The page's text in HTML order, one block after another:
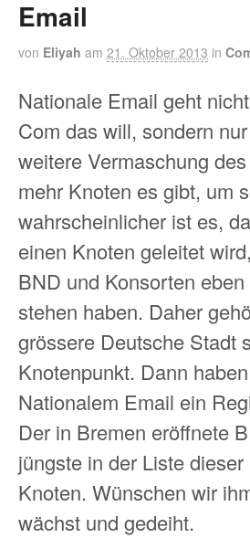
Email
von Eliyah am 21. Oktober 2013 in
Nationale Email geht
Com das will, sondern
weitere Vermaschung
mehr Knoten es gibt, um
wahrscheinlicher ist es,
einen Knoten geleitet
BND und Konsorten
stehen haben. Daher
grössere Deutsche Stadt
Knotenpunkt. Dann
Nationalem Email ein
Der in Bremen eröffnete
jüngste in der Liste
Knoten. Wünschen wir
wächst und gedeiht.